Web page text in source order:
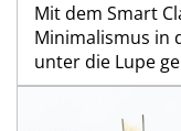
Mit dem Smart
Minimalismus in
unter die Lupe